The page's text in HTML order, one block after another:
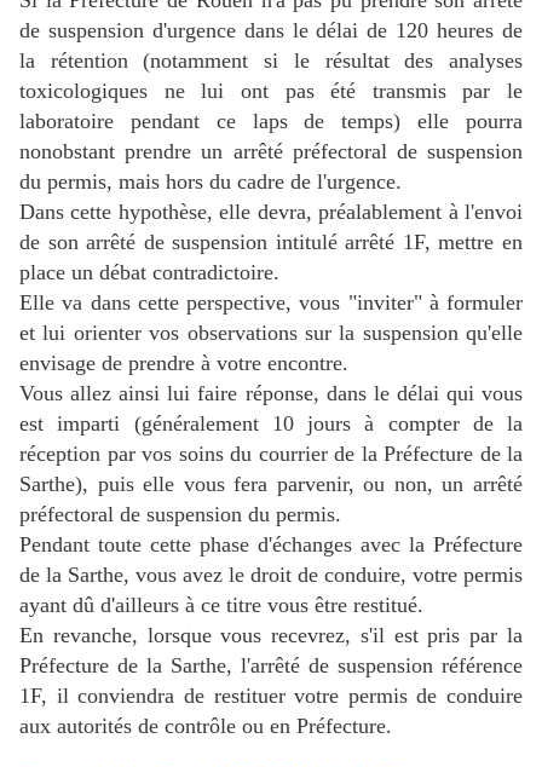
de suspension d'urgence dans le délai de 120 heures de
la rétention (notamment si le résultat des analyses
toxicologiques ne lui ont pas été transmis par le
laboratoire pendant ce laps de temps) elle pourra
nonobstant prendre un arrêté préfectoral de suspension
du permis, mais hors du cadre de l'urgence.
Dans cette hypothèse, elle devra, préalablement à l'envoi
de son arrêté de suspension intitulé arrêté 1F, mettre en
place un débat contradictoire.
Elle va dans cette perspective, vous "inviter" à formuler
et lui orienter vos observations sur la suspension qu'elle
envisage de prendre à votre encontre.
Vous allez ainsi lui faire réponse, dans le délai qui vous
est imparti (généralement 10 jours à compter de la
réception par vos soins du courrier de la Préfecture de la
Sarthe), puis elle vous fera parvenir, ou non, un arrêté
préfectoral de suspension du permis.
Pendant toute cette phase d'échanges avec la Préfecture
de la Sarthe, vous avez le droit de conduire, votre permis
ayant dû d'ailleurs à ce titre vous être restitué.
En revanche, lorsque vous recevrez, s'il est pris par la
Préfecture de la Sarthe, l'arrêté de suspension référence
1F, il conviendra de restituer votre permis de conduire
aux autorités de contrôle ou en Préfecture.